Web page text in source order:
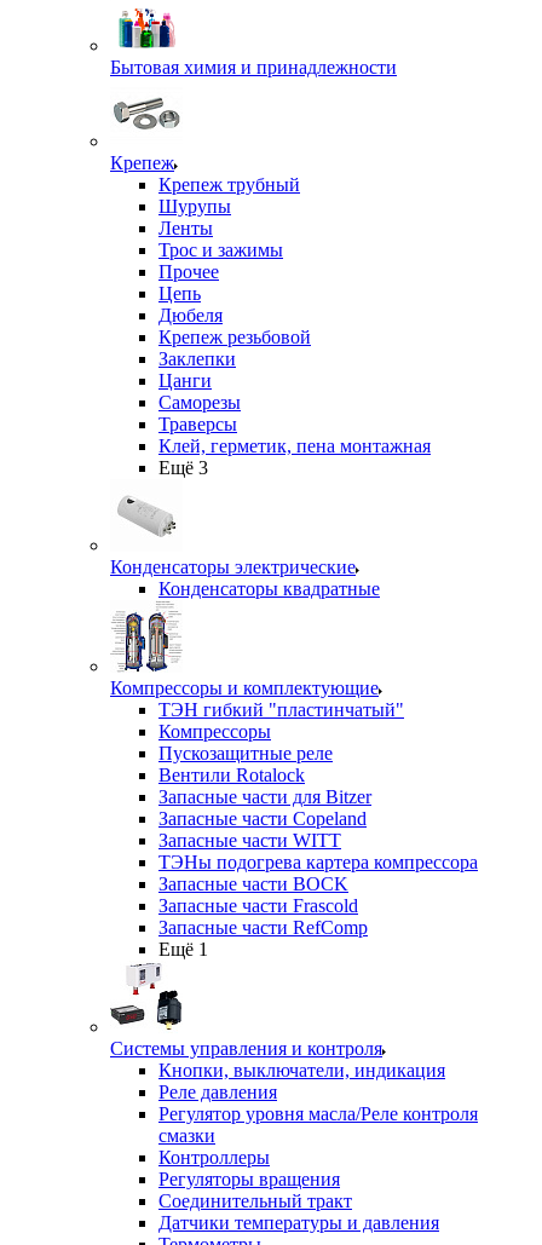
Бытовая химия и принадлежности
Крепеж
Крепеж трубный
Шурупы
Ленты
Трос и зажимы
Прочее
Цепь
Дюбеля
Крепеж резьбовой
Заклепки
Цанги
Саморезы
Траверсы
Клей, герметик, пена монтажная
Ещё 3
Конденсаторы электрические
Конденсаторы квадратные
Компрессоры и комплектующие
ТЭН гибкий "пластинчатый"
Компрессоры
Пускозащитные реле
Вентили Rotalock
Запасные части для Bitzer
Запасные части Copeland
Запасные части WITT
ТЭНы подогрева картера компрессора
Запасные части BOCK
Запасные части Frascold
Запасные части RefComp
Ещё 1
Системы управления и контроля
Кнопки, выключатели, индикация
Реле давления
Регулятор уровня масла/Реле контроля
смазки
Контроллеры
Регуляторы вращения
Соединительный тракт
Датчики температуры и давления